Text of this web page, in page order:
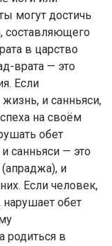
могут достичь
составляющего
в царство
врата — это
Если
и санньяси,
на своём
обет
санньяси — это
и
Если человек,
обет
родиться в